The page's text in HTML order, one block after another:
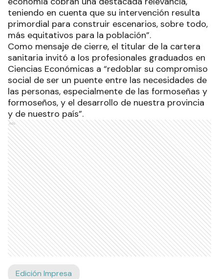
teniendo en cuenta que su intervención resulta
primordial para construir escenarios, sobre todo,
más equitativos para la población”.
Como mensaje de cierre, el titular de la cartera
sanitaria invitó a los profesionales graduados en
Ciencias Económicas a “redoblar su compromiso
social de ser un puente entre las necesidades de
las personas, especialmente de las formoseñas y
formoseños, y el desarrollo de nuestra provincia
y de nuestro país”.
Ads
Edición Impresa